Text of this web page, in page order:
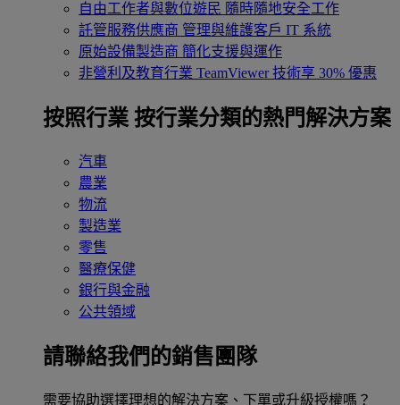
自由工作者與數位遊民 隨時隨地安全工作
託管服務供應商 管理與維護客戶 IT 系統
原始設備製造商 簡化支援與運作
非營利及教育行業 TeamViewer 技術享 30% 優惠
按照行業 按行業分類的熱門解決方案
汽車
農業
物流
製造業
零售
醫療保健
銀行與金融
公共領域
請聯絡我們的銷售團隊
需要協助選擇理想的解決方案、下單或升級授權嗎？